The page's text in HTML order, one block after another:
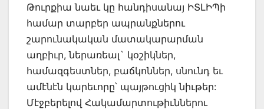
Թուրքիա նաեւ կը հանդիսանայ ԻՏԼԻՊի
համար տարբեր ապրանքներու
շարունակական մատակարարման
աղբիւր, ներառեալ` կօշիկներ,
համազգեստներ, բաճկոններ, սնունդ եւ
ամէնէն կարեւորը՝ պայթուցիկ նիւթեր:
Մէջբերելով Հակամարտութիւններու